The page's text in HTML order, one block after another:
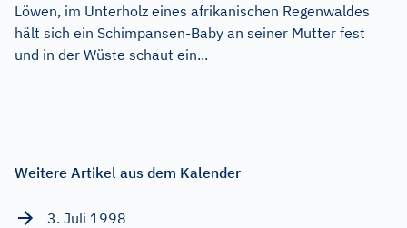
Löwen, im Unterholz eines afrikanischen Regenwaldes
hält sich ein Schimpansen-Baby an seiner Mutter fest
und in der Wüste schaut ein...
Weitere Artikel aus dem Kalender
3. Juli 1998